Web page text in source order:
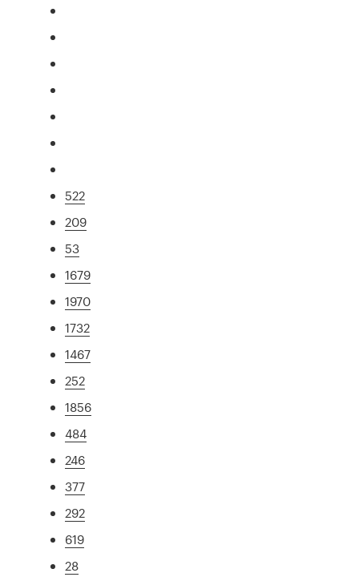
522
209
53
1679
1970
1732
1467
252
1856
484
246
377
292
619
28